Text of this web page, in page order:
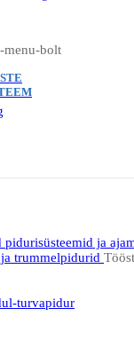
pidurisüsteemid ja
trummelpidurid
turvapidur